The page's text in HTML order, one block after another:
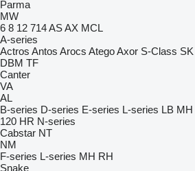
Parma
MW
6 8 12 714ASAX MCL
A-series
Actros Antos Arocs AtegoAxor S-Class SK
DBM TF
Canter
VA
AL
B-series D-series E-series L-series LB MH
120 HR N-series
Cabstar NT
NM
F-series L-series MH RH
Snake